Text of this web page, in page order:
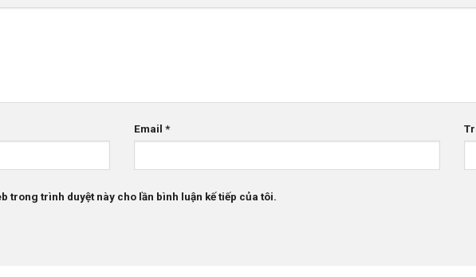
Email*
trong trình duyệt này cho lần bình luận kế tiếp của tôi.